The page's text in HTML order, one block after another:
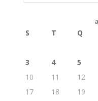
S T Q
3
4 5
10
11 12
17
18 19